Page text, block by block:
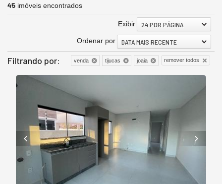
45 imóveis encontrados
Exibir 24 POR PÁGINA
Ordenar por DATA MAIS RECENTE
Filtrando por: venda tijucas joaia remover todos